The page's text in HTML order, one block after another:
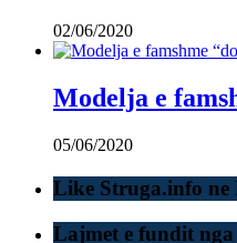
02/06/2020
Modelja e
05/06/2020
Like Struga.info ne
Lajmet e fundit